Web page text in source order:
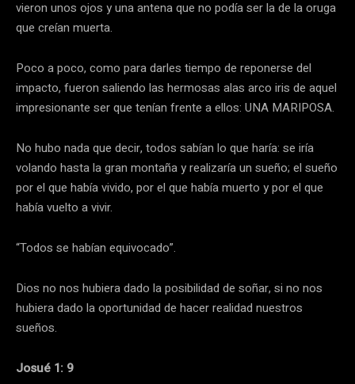
vieron unos ojos y una antena que no podía ser la de la oruga
que creían muerta.
Poco a poco, como para darles tiempo de reponerse del
impacto, fueron saliendo las hermosas alas arco iris de aquel
impresionante ser que tenían frente a ellos: UNA MARIPOSA.
No hubo nada que decir, todos sabían lo que haría: se iría
volando hasta la gran montaña y realizaría un sueño; el sueño
por el que había vivido, por el que había muerto y por el que
había vuelto a vivir.
“Todos se habían equivocado”.
Dios no nos hubiera dado la posibilidad de soñar, si no nos
hubiera dado la oportunidad de hacer realidad nuestros
sueños.
Josué 1: 9